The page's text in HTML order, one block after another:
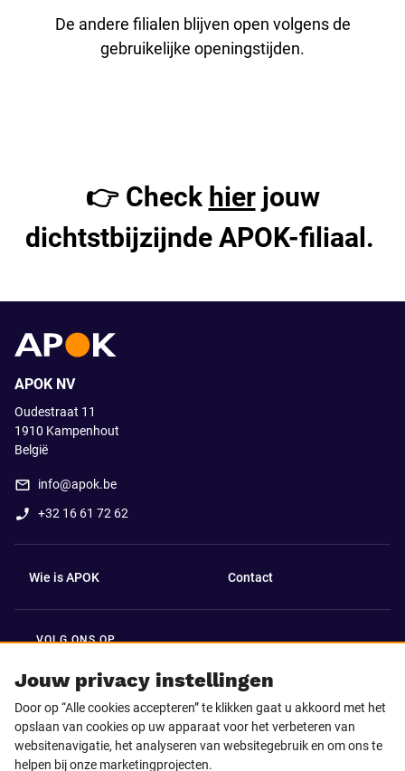
De andere filialen blijven open volgens de
gebruikelijke openingstijden.
👉 Check hierjouw
dichtstbijzijnde APOK-filiaal.
Jouw privacy instellingen
Door op “Alle cookies accepteren” te klikken gaat u akkoord met het
opslaan van cookies op uw apparaat voor het verbeteren van
websitenavigatie, het analyseren van websitegebruik en om ons te
helpen bij onze marketingprojecten.
APOK NV
Oudestraat 11
1910 Kampenhout
België
info@apok.be
+32 16 61 72 62
Wie is APOK Contact
VOLG ONS OP
Facebook
Instagram TikTok